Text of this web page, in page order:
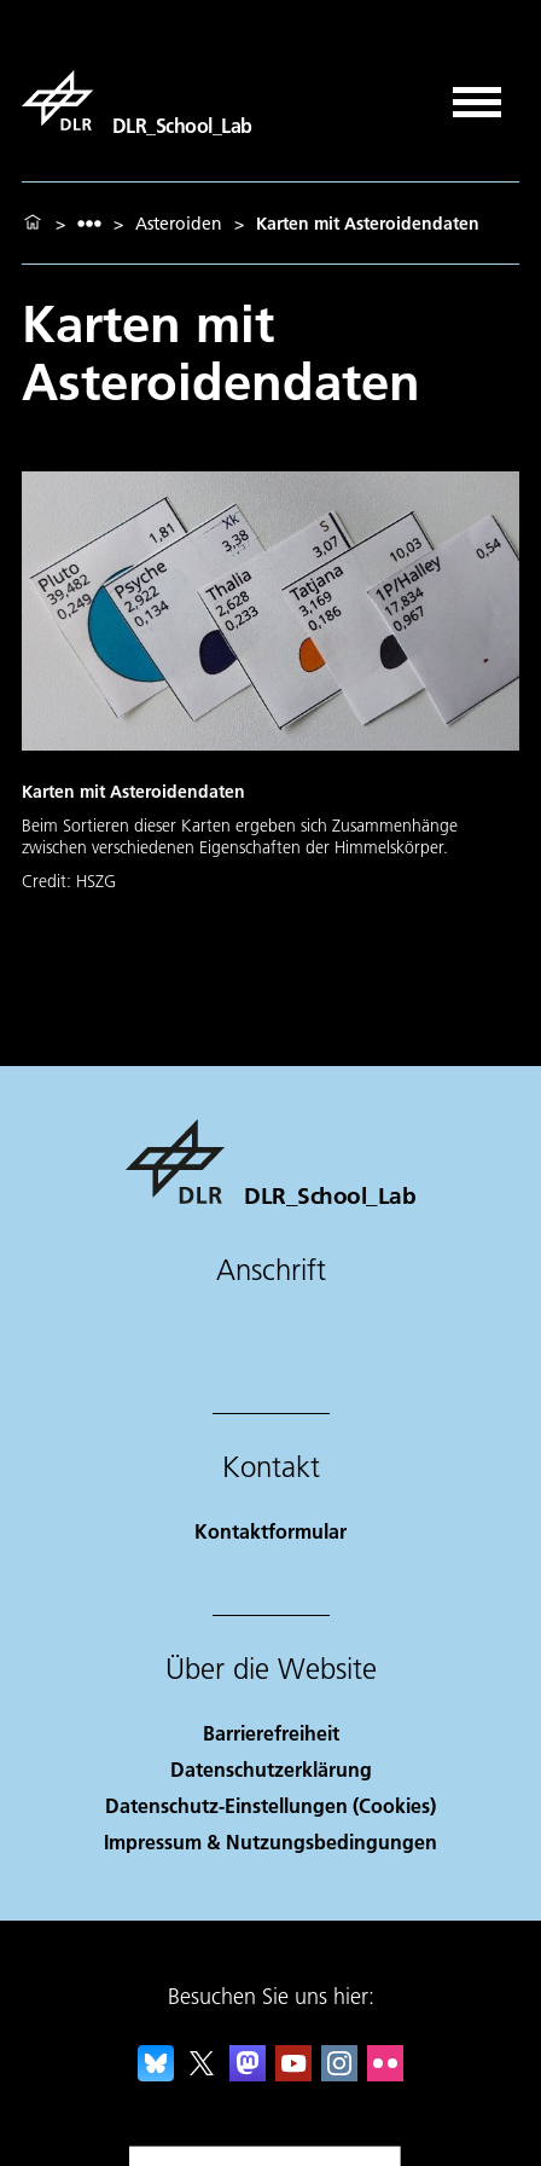
DLR_School_Lab
> > Asteroiden > Karten mit Asteroidendaten
Karten mit
Asteroidendaten
Karten mit Asteroidendaten
Beim Sortieren dieser Karten ergeben sich Zusammenhänge
zwischen verschiedenen Eigenschaften der Himmelskörper.
Credit: HSZG
DLR_School_Lab
Anschrift
Kontakt
Kontaktformular
Über die Website
Barrierefreiheit
Datenschutzerklärung
Datenschutz-Einstellungen (Cookies)
Impressum & Nutzungsbedingungen
Besuchen Sie uns hier: